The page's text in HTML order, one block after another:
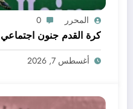
المحرر 0
كرة القدم جنون اجتماعي
أغسطس 7, 2026